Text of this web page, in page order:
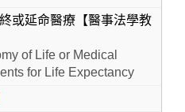
或延命醫療【醫事法學教
of Life or Medical
for Life Expectancy